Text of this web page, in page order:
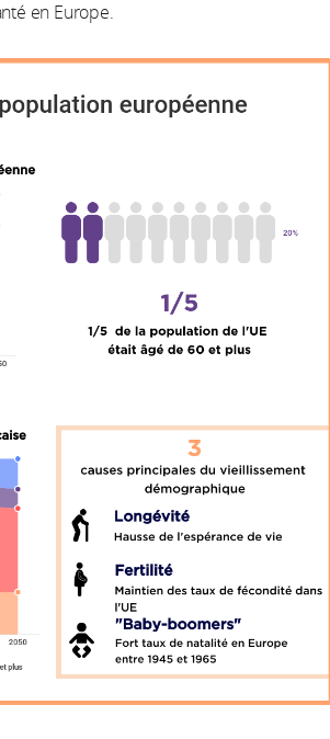
en Europe.